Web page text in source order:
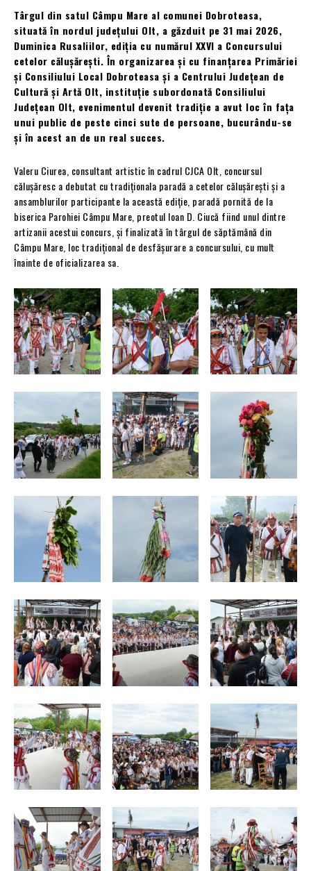
Târgul din satul Câmpu Mare al comunei Dobroteasa,
situată în nordul județului Olt, a găzduit pe 31 mai 2026,
Duminica Rusaliilor, ediția cu numărul XXVI a Concursului
cetelor călușărești. În organizarea și cu finanțarea Primăriei
și Consiliului Local Dobroteasa și a Centrului Județean de
Cultură și Artă Olt, instituție subordonată Consiliului
Județean Olt, evenimentul devenit tradiție a avut loc în fața
unui public de peste cinci sute de persoane, bucurându-se
și în acest an de un real succes.
Valeru Ciurea, consultant artistic în cadrul CJCA Olt, concursul
călușăresc a debutat cu tradiționala paradă a cetelor călușărești și a
ansamblurilor participante la această ediție, paradă pornită de la
biserica Parohiei Câmpu Mare, preotul Ioan D. Ciucă fiind unul dintre
artizanii acestui concurs, și finalizată în târgul de săptămână din
Câmpu Mare, loc tradițional de desfășurare a concursului, cu mult
înainte de oficializarea sa.